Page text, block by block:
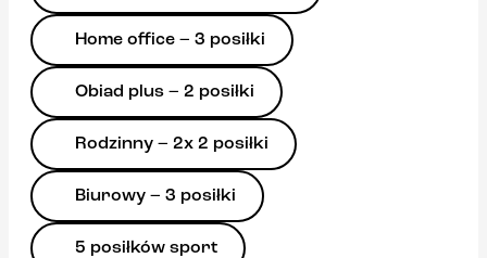
Home office – 3 posiłki
Obiad plus – 2 posiłki
Rodzinny – 2x 2 posiłki
Biurowy – 3 posiłki
5 posiłków sport